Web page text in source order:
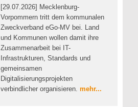
[29.07.2026] Mecklenburg-
Vorpommern tritt dem kommunalen
Zweckverband eGo-MV bei. Land
und Kommunen wollen damit ihre
Zusammenarbeit bei IT-
Infrastrukturen, Standards und
gemeinsamen
Digitalisierungsprojekten
verbindlicher organisieren. mehr...